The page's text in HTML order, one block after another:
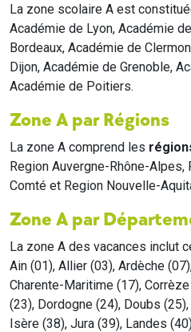
La zone scolaire A est
Académie de Lyon, Académie
Bordeaux, Académie de
Dijon, Académie de Grenoble,
Académie de Poitiers.
Zone A par Régions
La zone A comprend les
Region Auvergne-Rhône-Alpes,
Comté et Region Nouvelle-
Zone A par
La zone A des vacances inclut
Ain (01), Allier (03), Ardèche
Charente-Maritime (17),
(23), Dordogne (24), Doubs
Isère (38), Jura (39), Landes